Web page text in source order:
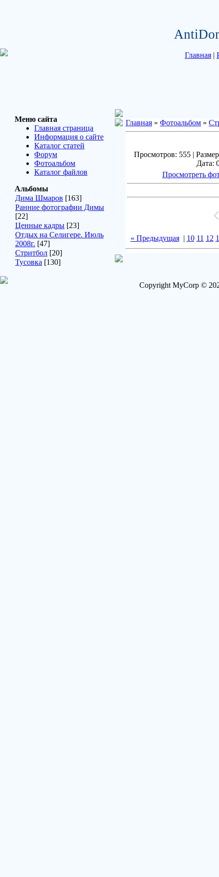
Главная |
Меню сайта
Главная страница
Информация о сайте
Каталог статей
Форум
Фотоальбом
Каталог файлов
Альбомы
Дима Шмаров [163]
Ранние фотографии Димы
[22]
Ценные кадры [23]
Отдых на Селигере. Июль
2008г. [47]
Стритбол [20]
Тусовка [130]
Главная » Фотоальбом »
Просмотров: 555 |
Дата:
Просмотреть
« Предыдущая| 10 11 12
Copyright MyCorp ©